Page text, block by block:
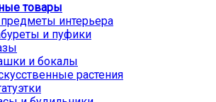
товары
интерьера
и пуфики
и бокалы
растения